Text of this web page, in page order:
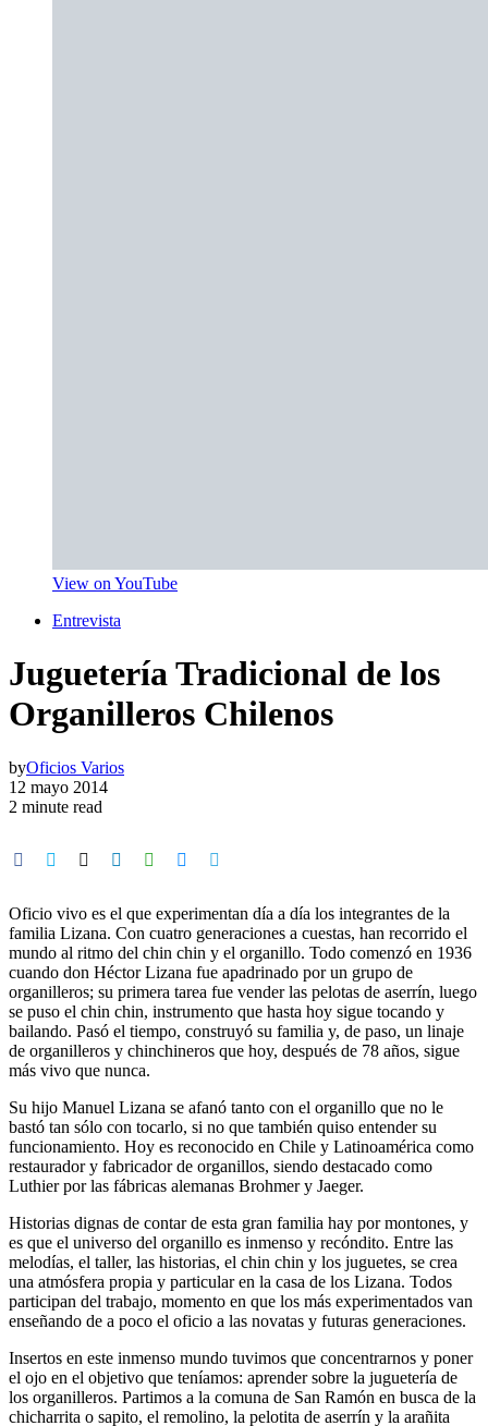
View on YouTube
Entrevista
Juguetería Tradicional de los
Organilleros Chilenos
byOficios Varios
12 mayo 2014
2 minute read
Oficio vivo es el que experimentan día a día los integrantes de la
familia Lizana. Con cuatro generaciones a cuestas, han recorrido el
mundo al ritmo del chin chin y el organillo. Todo comenzó en 1936
cuando don Héctor Lizana fue apadrinado por un grupo de
organilleros; su primera tarea fue vender las pelotas de aserrín, luego
se puso el chin chin, instrumento que hasta hoy sigue tocando y
bailando. Pasó el tiempo, construyó su familia y, de paso, un linaje
de organilleros y chinchineros que hoy, después de 78 años, sigue
más vivo que nunca.
Su hijo Manuel Lizana se afanó tanto con el organillo que no le
bastó tan sólo con tocarlo, si no que también quiso entender su
funcionamiento. Hoy es reconocido en Chile y Latinoamérica como
restaurador y fabricador de organillos, siendo destacado como
Luthier por las fábricas alemanas Brohmer y Jaeger.
Historias dignas de contar de esta gran familia hay por montones, y
es que el universo del organillo es inmenso y recóndito. Entre las
melodías, el taller, las historias, el chin chin y los juguetes, se crea
una atmósfera propia y particular en la casa de los Lizana. Todos
participan del trabajo, momento en que los más experimentados van
enseñando de a poco el oficio a las novatas y futuras generaciones.
Insertos en este inmenso mundo tuvimos que concentrarnos y poner
el ojo en el objetivo que teníamos: aprender sobre la juguetería de
los organilleros. Partimos a la comuna de San Ramón en busca de la
chicharrita o sapito, el remolino, la pelotita de aserrín y la arañita